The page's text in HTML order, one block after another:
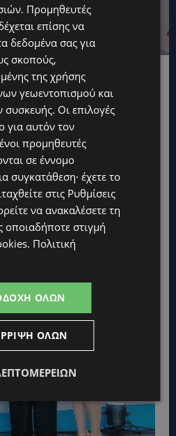
και ο Γιάννης
Προμηθευτές
επίσης να
δεδομένα σας για
σκοπούς,
της χρήσης
γεωεντοπισμού και
συσκευής. Οι επιλογές
για αυτόν τον
προμηθευτές
σε έννομο
συγκατάθεση· έχετε το
στις Ρυθμίσεις
να ανακαλέσετε τη
οποιαδήποτε στιγμή
. Πολιτική
ΌΛΩΝ
ΌΛΩΝ